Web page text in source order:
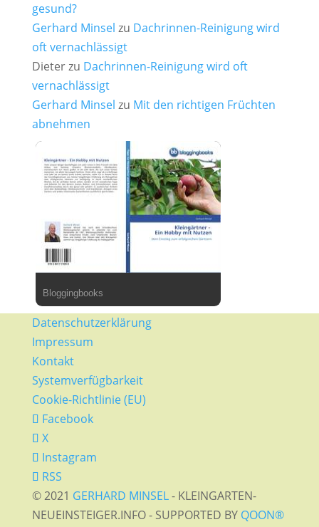
gesund?
Gerhard Minsel zu Dachrinnen-Reinigung wird
oft vernachlässigt
Dieterzu Dachrinnen-Reinigung wird oft
vernachlässigt
Gerhard Minsel zu Mit den richtigen Früchten
abnehmen
Bloggingbooks
Datenschutzerklärung
Impressum
Kontakt
Systemverfügbarkeit
Cookie-Richtlinie (EU)
Facebook
X
Instagram
RSS
© 2021 GERHARD MINSEL- KLEINGARTEN-
NEUEINSTEIGER.INFO - SUPPORTED BY QOON®